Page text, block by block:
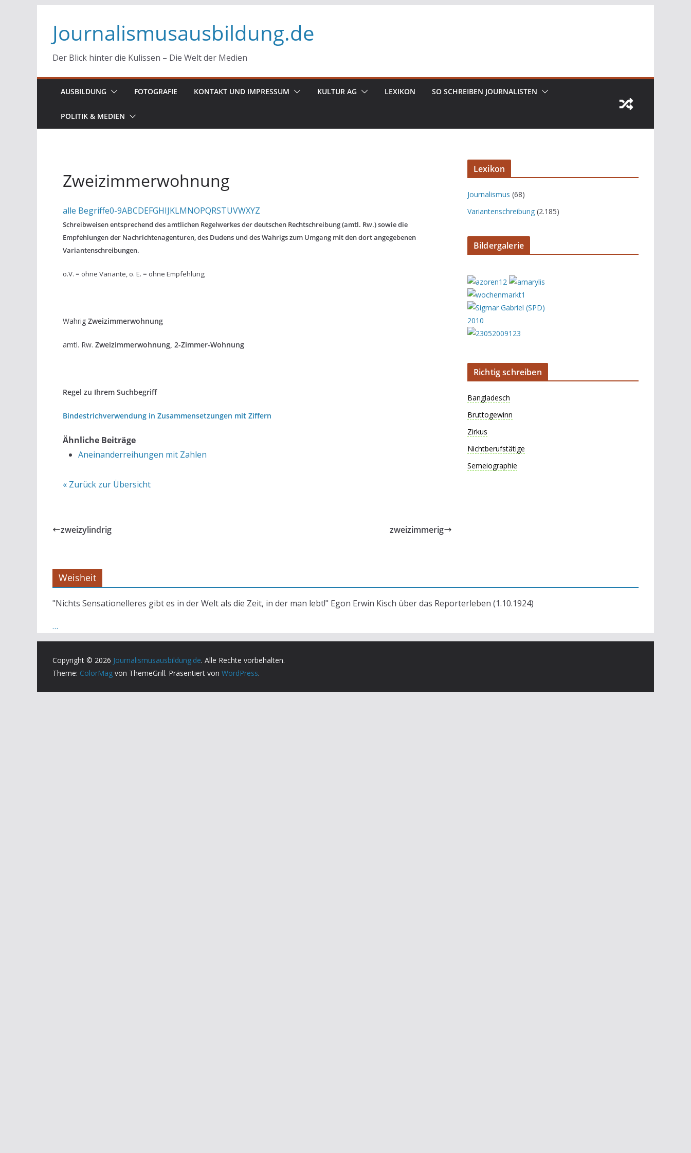
Inhalt
springen
Journalismusausbildung.de
Der Blick hinter die Kulissen – Die Welt der Medien
AUSBILDUNG FOTOGRAFIE KONTAKT UND IMPRESSUM KULTUR AG LEXIKON SO SCHREIBEN JOURNALISTEN
POLITIK & MEDIEN
Zweizimmerwohnung
alle Begriffe0-9ABCDEFGHIJKLMNOPQRSTUVWXYZ
Schreibweisen entsprechend des amtlichen Regelwerkes der deutschen Rechtschreibung (amtl. Rw.) sowie die
Empfehlungen der Nachrichtenagenturen, des Dudens und des Wahrigs zum Umgang mit den dort angegebenen
Variantenschreibungen.
o.V. = ohne Variante, o. E. = ohne Empfehlung
Wahrig Zweizimmerwohnung
amtl. Rw. Zweizimmerwohnung, 2-Zimmer-Wohnung
Regel zu Ihrem Suchbegriff
Bindestrichverwendung in Zusammensetzungen mit Ziffern
Ähnliche Beiträge
Aneinanderreihungen mit Zahlen
« Zurück zur Übersicht
zweizylindrig zweizimmerig
Lexikon
Journalismus (68)
Variantenschreibung (2.185)
Bildergalerie
Richtig schreiben
Bangladesch
Bruttogewinn
Zirkus
Nichtberufstätige
Semeiographie
Weisheit
"Nichts Sensationelleres gibt es in der Welt als die Zeit, in der man lebt!" Egon Erwin Kisch über das Reporterleben (1.10.1924)
…
Copyright © 2026 Journalismusausbildung.de. Alle Rechte vorbehalten.
Theme: ColorMag von ThemeGrill. Präsentiert von WordPress.